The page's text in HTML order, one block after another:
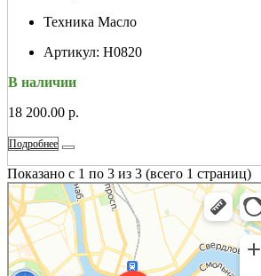
Техника Масло
Артикул: Н0820
В наличии
18 200.00 р.
Подробнее
Показано с 1 по 3 из 3 (всего 1 страниц)